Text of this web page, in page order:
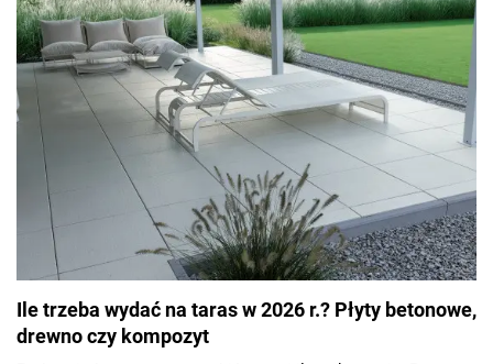
Ile trzeba wydać na taras w 2026 r.? Płyty betonowe,
drewno czy kompozyt